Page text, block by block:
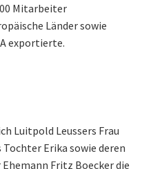
Mitarbeiter
Länder sowie
exportierte.
Luitpold Leussers Frau
Erika sowie deren
Fritz Boecker die